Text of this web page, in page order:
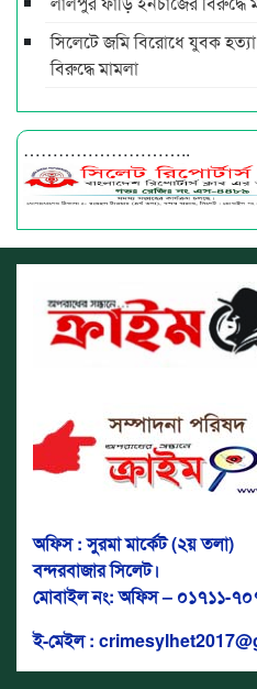
সিলেটে জমি বিরোধে যুবক
বিরুদ্ধে মামলা
………………………..
অফিস : সুরমা মার্কেট (২য় তলা)
বন্দরবাজার সিলেট।
মোবাইল নং: অফিস – ০১৭১১-
ই-মেইল :